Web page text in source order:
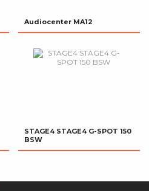
Audiocenter MA12
STAGE4 STAGE4 G-SPOT 150
BSW